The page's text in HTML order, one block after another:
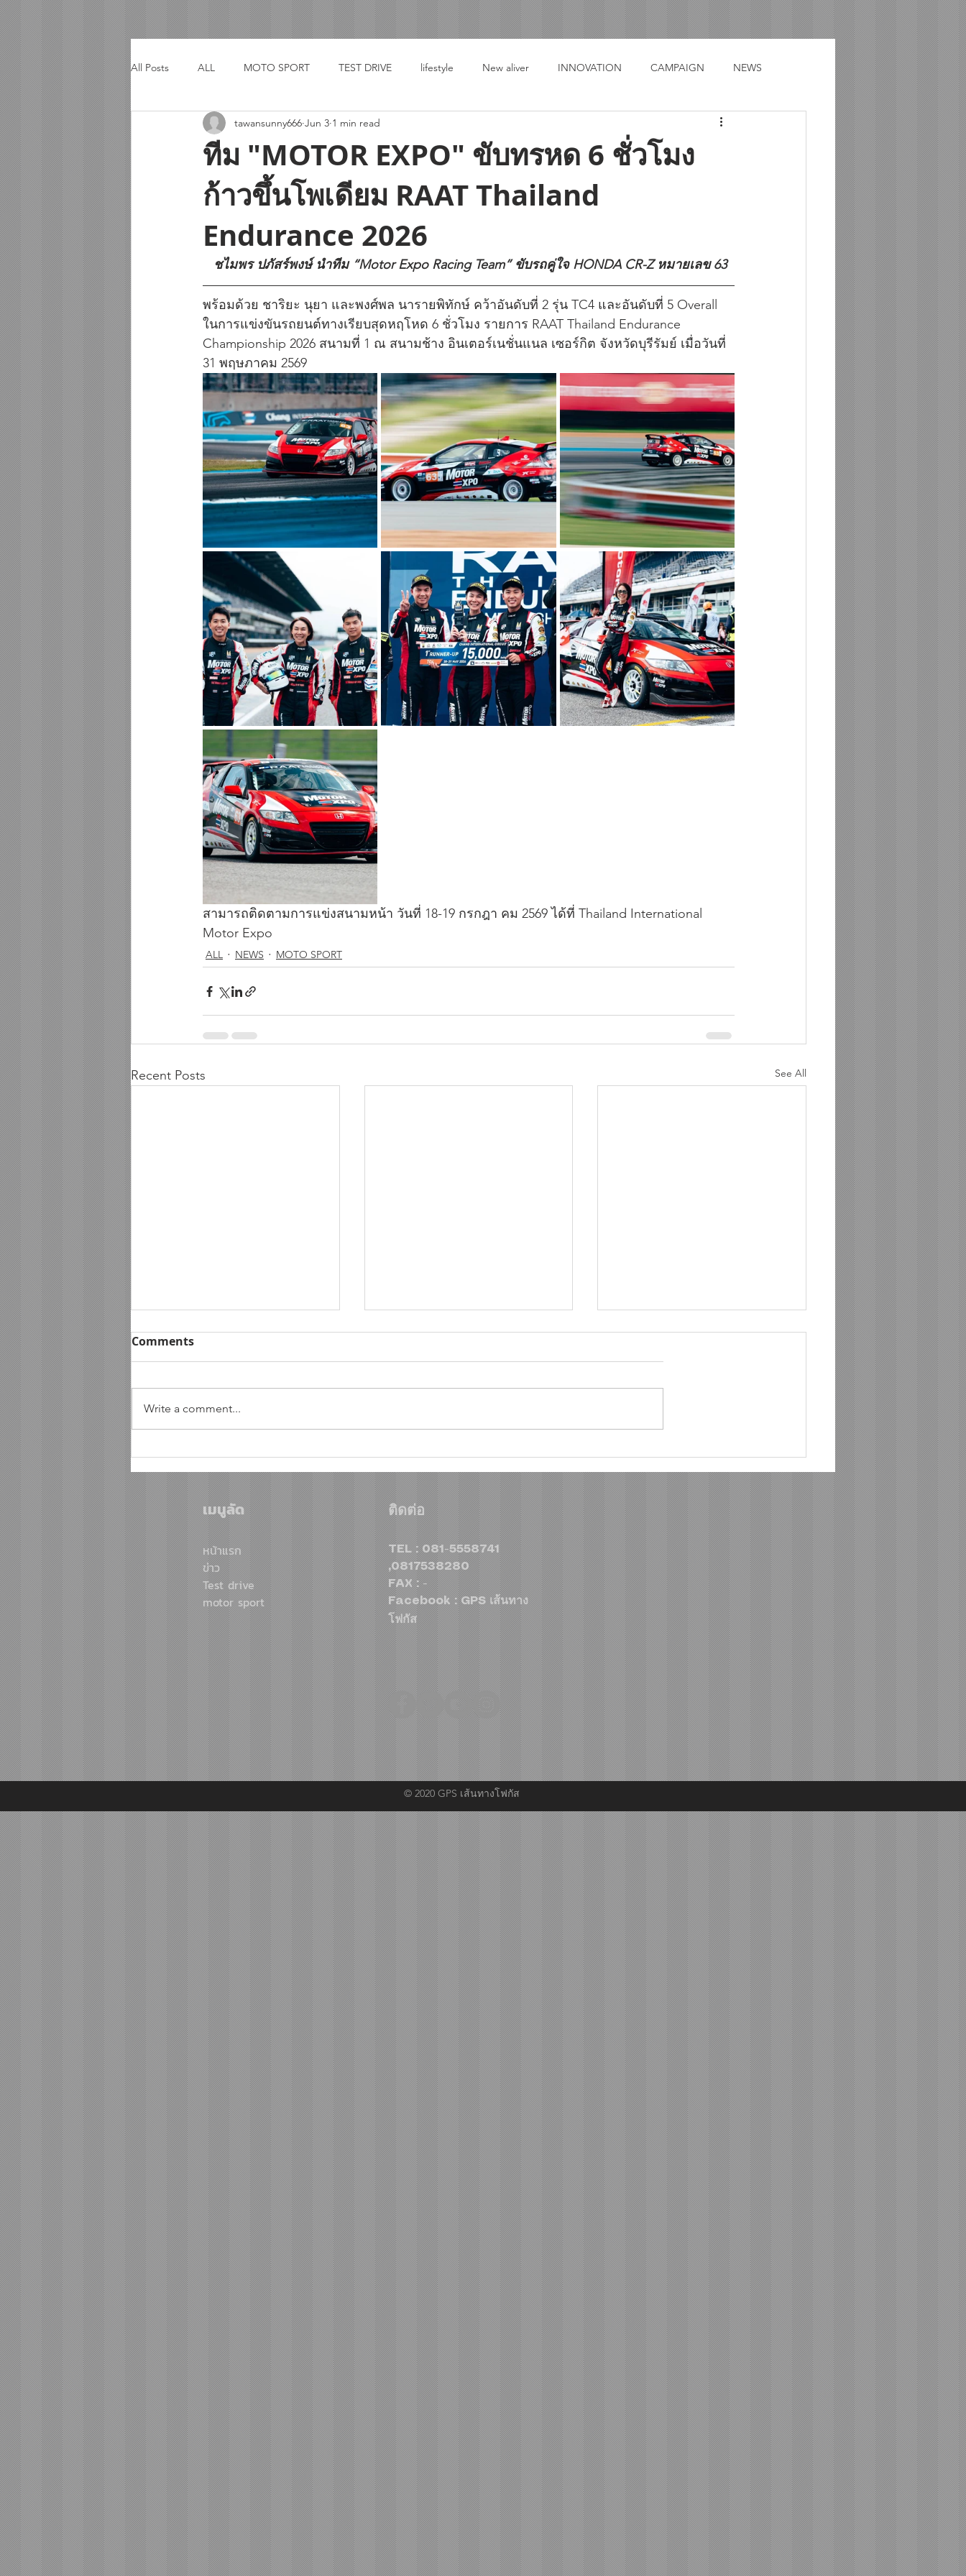
All Posts ALL MOTO SPORT TEST DRIVE lifestyle New aliver INNOVATION CAMPAIGN NEWS
TRIP
ทีม "MOTOR EXPO" ขับทรหด 6 ชั่วโมง
ก้าวขึ้นโพเดียม RAAT Thailand
Endurance 2026
tawansunny666 Jun 3 1 min read
   ชไมพร ปภัสร์พงษ์ นำทีม “Motor Expo Racing Team” ขับรถคู่ใจ HONDA CR-Z หมายเลข 63
พร้อมด้วย ชาริยะ นุยา และพงศ์พล นารายพิทักษ์ คว้าอันดับที่ 2 รุ่น TC4 และอันดับที่ 5 Overall
ในการแข่งขันรถยนต์ทางเรียบสุดหฤโหด 6 ชั่วโมง รายการ RAAT Thailand Endurance
Championship 2026 สนามที่ 1 ณ สนามช้าง อินเตอร์เนชั่นแนล เซอร์กิต จังหวัดบุรีรัมย์ เมื่อวันที่
31 พฤษภาคม 2569
สามารถติดตามการแข่งสนามหน้า วันที่ 18-19 กรกฎา คม 2569 ได้ที่ Thailand International
Motor Expo
ALL NEWS MOTO SPORT
Recent Posts See All
ฟอร์ดประกาศความพร้อมลุย
ศึกออฟโรด AXCR ปีที่ 4 ส่ง
แร็พเตอร์ 2 คัน ป้องกันแชมป์
พร้อมโชว์สมรรถนะระดับสูง
ฮุนไดขนทัพครบไลน์อัพลง
สนาม ส่งแคมเปญ “Hyundai
Game On, Deal On” ร่วม
เชียร์ไทย คว้าชัย ASEAN
Hyundai Cup™ 2026 พร้อม
ดีลแรงลดสูงสุด 500,000
บาท(1) จองและรับรถภายใน
วันที่ 31 สิงหาคม 2569 เท่านั้น
โตโยต้า ระเบิดความมันส์สนั่น
ใต้! ปิดฉากสนามแรก “Hilux
Revo Racing Mania 2026”
สุราษฎร์ธานี แฟนมอเตอร์
สปอร์ตแห่ร่วมงานล้นหลาม
Comments
Write a comment...
เมนูลัด
หน้าแรก
ข่าว
Test drive
motor sport
ติดต่อ
TEL : 081-5558741
,0817538280
FAX : -
Facebook : GPS เส้นทาง
โฟกัส
© 2020 GPS เส้นทางโฟกัส